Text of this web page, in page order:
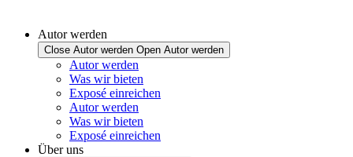
Autor werden
Close Autor werden Open Autor werden
Autor werden
Was wir bieten
Exposé einreichen
Autor werden
Was wir bieten
Exposé einreichen
Über uns